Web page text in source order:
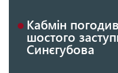
Кабмін
шостого
Синєгубова